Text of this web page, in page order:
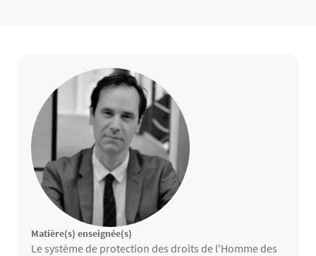
Matière(s) enseignée(s)
Matières enseignées
Le système de protection des droits de l'Homme des